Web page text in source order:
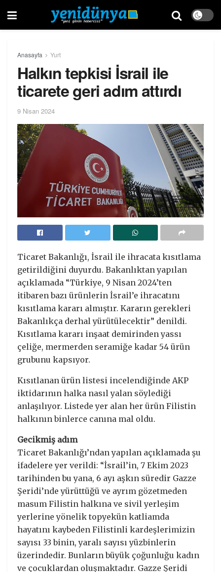
Anasayfa Yurt
Halkın tepkisi İsrail ile
ticarete geri adım attırdı
9 Nisan 2024
Ticaret Bakanlığı, İsrail ile ihracata kısıtlama
getirildiğini duyurdu. Bakanlıktan yapılan
açıklamada “Türkiye, 9 Nisan 2024’ten
itibaren bazı ürünlerin İsrail’e ihracatını
kısıtlama kararı almıştır. Kararın gerekleri
Bakanlıkça derhal yürütülecektir” denildi.
Kısıtlama kararı inşaat demirinden yassı
çeliğe, mermerden seramiğe kadar 54 ürün
grubunu kapsıyor.
Kısıtlanan ürün listesi incelendiğinde AKP
iktidarının halka nasıl yalan söylediği
anlaşılıyor. Listede yer alan her ürün Filistin
halkının binlerce canına mal oldu.
Gecikmiş adım
Ticaret Bakanlığı’ndan yapılan açıklamada şu
ifadelere yer verildi: “İsrail’in, 7 Ekim 2023
tarihinden bu yana, 6 ayı aşkın süredir Gazze
Şeridi’nde yürüttüğü ve ayrım gözetmeden
masum Filistin halkına ve sivil yerleşim
yerlerine yönelik topyekün katliamda
hayatını kaybeden Filistinli kardeşlerimizin
sayısı 33 binin, yaralı sayısı yüzbinlerin
üzerindedir. Bunların büyük çoğunluğu kadın
ve çocuklardan oluşmaktadır. Gazze Şeridi